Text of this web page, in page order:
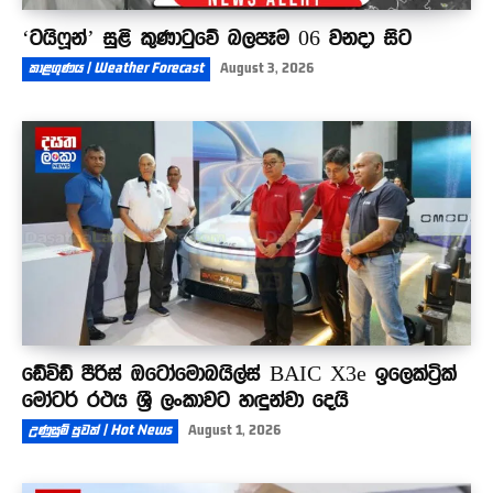
‘ටයිෆූන්’ සුළි කුණාටුවේ බලපෑම 06 වනදා සිට
කාළගුණය | Weather Forecast August 3, 2026
ඩේවිඩ් පීරිස් ඔටෝමොබයිල්ස් BAIC X3e ඉලෙක්ට්‍රික්
මෝටර් රථය ශ්‍රී ලංකාවට හඳුන්වා දෙයි
උණුසුම් පුවත් | Hot News August 1, 2026